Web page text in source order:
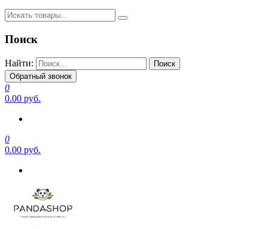
Поиск
Найти:
Обратный звонок
0
0.00 руб.
0
0.00 руб.